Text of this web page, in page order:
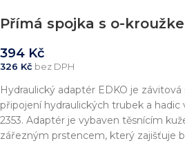
Přímá spojka s o-
394 Kč
326 Kč bez DPH
Hydraulický adaptér EDKO je závitová
připojení hydraulických trubek a
2353. Adaptér je vybaven těsnícím
zářezným prstencem, který zajišťuje